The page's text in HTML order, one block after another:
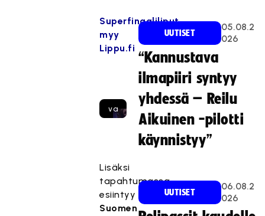
Superfinaaliliput
myy
Lippu.fi
est
ett
y,
va
rkk
inti
Lisäksi
tapahtumassa
esiintyy
Suomen
UUTISET
05.08.2
026
“Kannustava
ilmapiiri syntyy
yhdessä – Reilu
Aikuinen -pilotti
käynnistyy”
UUTISET
06.08.2
026